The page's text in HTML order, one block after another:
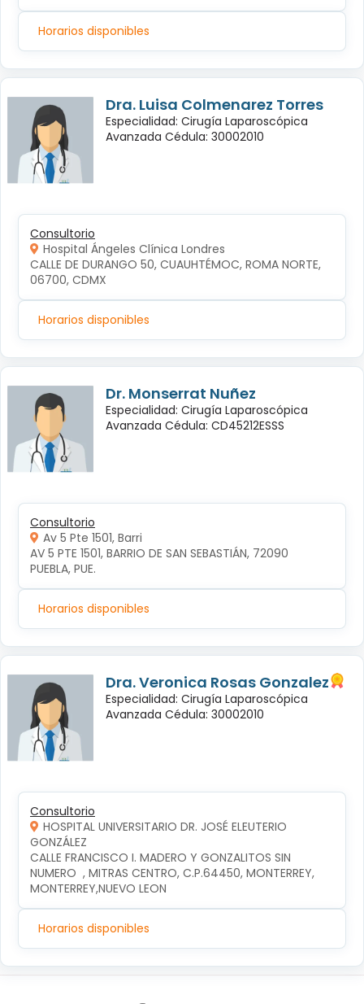
Horarios disponibles
Dra. Luisa Colmenarez Torres
Especialidad: Cirugía Laparoscópica
Avanzada Cédula: 30002010
Consultorio
Hospital Ángeles Clínica Londres
CALLE DE DURANGO 50, CUAUHTÉMOC, ROMA NORTE,
06700, CDMX
Horarios disponibles
Dr. Monserrat Nuñez
Especialidad: Cirugía Laparoscópica
Avanzada Cédula: CD45212ESSS
Consultorio
Av 5 Pte 1501, Barri
AV 5 PTE 1501, BARRIO DE SAN SEBASTIÁN, 72090
PUEBLA, PUE.
Horarios disponibles
Dra. Veronica Rosas Gonzalez
Especialidad: Cirugía Laparoscópica
Avanzada Cédula: 30002010
Consultorio
HOSPITAL UNIVERSITARIO DR. JOSÉ ELEUTERIO
GONZÁLEZ
CALLE FRANCISCO I. MADERO Y GONZALITOS SIN
NUMERO  , MITRAS CENTRO, C.P.64450, MONTERREY,
MONTERREY,NUEVO LEON
Horarios disponibles